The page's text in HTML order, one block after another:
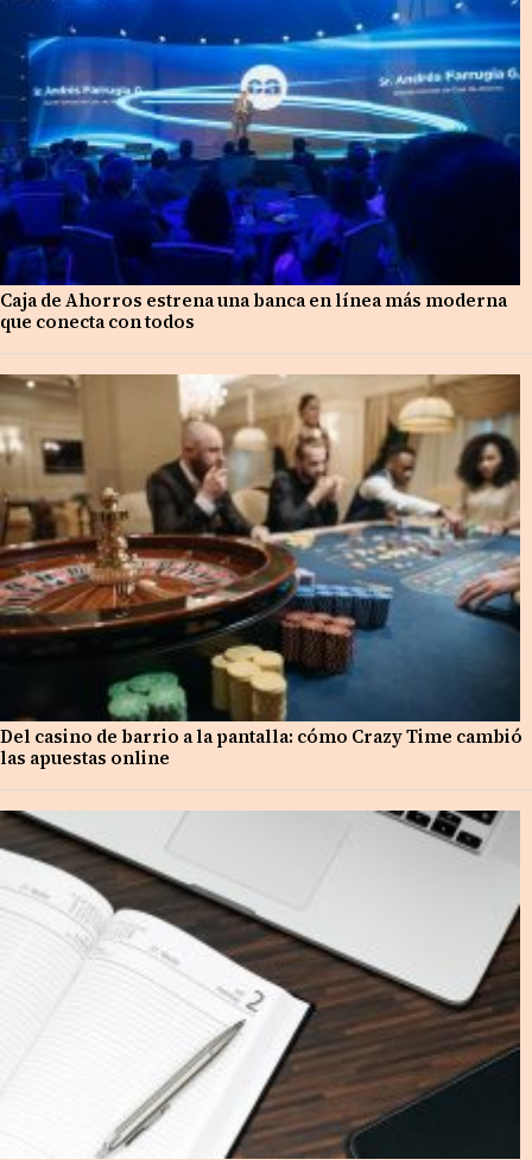
Caja de Ahorros estrena una banca en línea más moderna
que conecta con todos
Del casino de barrio a la pantalla: cómo Crazy Time cambió
las apuestas online